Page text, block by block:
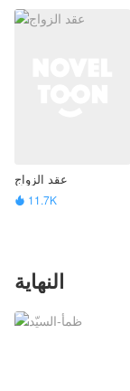
عقد الزواج
 11.7K
النهاية